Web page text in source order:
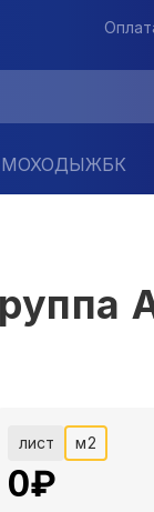
ЖБК
лист м2
0₽